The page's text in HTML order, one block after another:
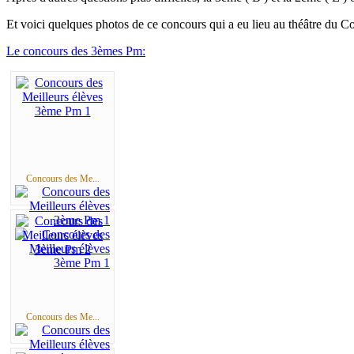
Et voici quelques photos de ce concours qui a eu lieu au théâtre du
Le concours des 3èmes Pm:
Concours des Me...
Concours des Me...